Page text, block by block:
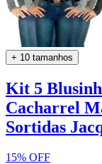
+ 10 tamanhos
Kit 5
Cacharrel
Sortidas
15% OFF